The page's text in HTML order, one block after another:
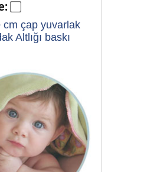
cm çap yuvarlak
Altlığı baskı